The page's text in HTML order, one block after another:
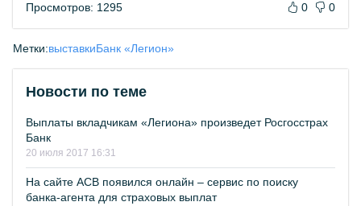
Просмотров: 1295 0 0
Метки:выставкиБанк «Легион»
Новости по теме
Выплаты вкладчикам «Легиона» произведет Росгосстрах
Банк
20 июля 2017 16:31
На сайте АСВ появился онлайн – сервис по поиску
банка-агента для страховых выплат